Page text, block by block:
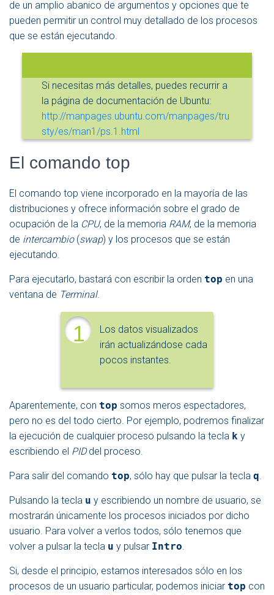
de un amplio abanico de argumentos y opciones que te
pueden permitir un control muy detallado de los procesos
que se están ejecutando.
Si necesitas más detalles, puedes recurrir a
la página de documentación de Ubuntu:
http://manpages.ubuntu.com/manpages/tru
sty/es/man1/ps.1.html
El comando top
El comando top viene incorporado en la mayoría de las
distribuciones y ofrece información sobre el grado de
ocupación de la CPU, de la memoria RAM, de la memoria
de intercambio(swap) y los procesos que se están
ejecutando.
Para ejecutarlo, bastará con escribir la orden top en una
ventana de Terminal.
1
Los datos visualizados
irán actualizándose cada
pocos instantes.
Aparentemente, con top somos meros espectadores,
pero no es del todo cierto. Por ejemplo, podremos finalizar
la ejecución de cualquier proceso pulsando la tecla k y
escribiendo el PIDdel proceso.
Para salir del comando top, sólo hay que pulsar la tecla q.
Pulsando la tecla u y escribiendo un nombre de usuario, se
mostrarán únicamente los procesos iniciados por dicho
usuario. Para volver a verlos todos, sólo tenemos que
volver a pulsar la tecla u y pulsar Intro.
Si, desde el principio, estamos interesados sólo en los
procesos de un usuario particular, podemos iniciar top con